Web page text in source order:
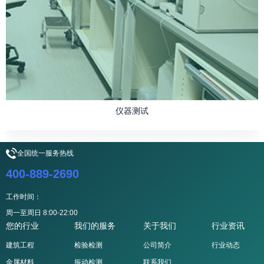
仪器测试
全国统一服务热线
400-889-2690
工作时间：
周一至周日 8:00-22:00
您的行业
建筑工程
我们的服务
检验检测
关于我们
公司简介
行业资讯
行业动态